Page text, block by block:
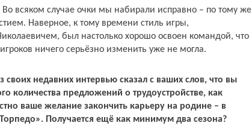
всяком случае очки мы набирали исправно – по тому же
Наверное, к тому времени стиль игры,
был настолько хорошо освоен командой, что
ничего серьёзно изменить уже не могла.
недавних интервью сказал с ваших слов, что вы
количества предложений о трудоустройстве, как
ваше желание закончить карьеру на родине – в
Получается ещё как минимум два сезона?